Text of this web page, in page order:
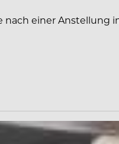
nach einer Anstellung